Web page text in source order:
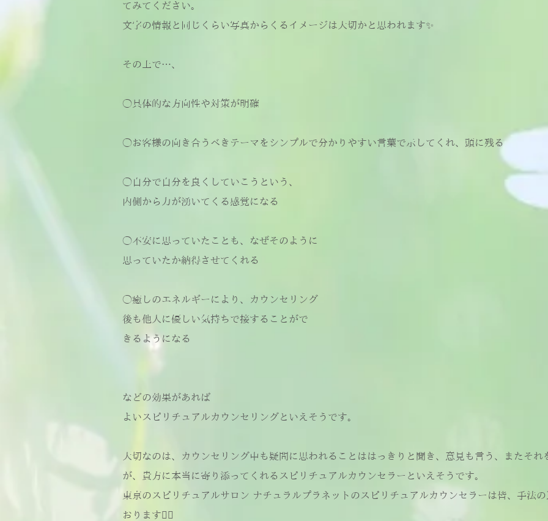
てみてください。
文字の情報と同じくらい写真からくるイメージは大切かと思われます✨
その上で…、
◯具体的な方向性や対策が明確
◯お客様の向き合うべきテーマをシンプルで分かりやすい言葉で示してくれ、頭に残る
◯自分で自分を良くしていこうという、
内側から力が湧いてくる感覚になる
◯不安に思っていたことも、なぜそのように
思っていたか納得させてくれる
◯癒しのエネルギーにより、カウンセリング
後も他人に優しい気持ちで接することがで
きるようになる
などの効果があれば
よいスピリチュアルカウンセリングといえそうです。
大切なのは、カウンセリング中も疑問に思われることははっきりと聞き、意見も言う、またそ
が、貴方に本当に寄り添ってくれるスピリチュアルカウンセラーといえそうです。
東京のスピリチュアルサロン ナチュラルプラネットのスピリチュアルカウンセラーは皆、手法
おります🙇‍♂